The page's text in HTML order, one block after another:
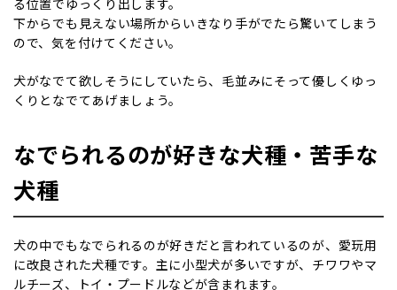
下からでも見えない場所からいきなり手がでたら驚いてしまう
ので、気を付けてください。
犬がなでて欲しそうにしていたら、毛並みにそって優しくゆっ
くりとなでてあげましょう。
なでられるのが好きな犬種・苦手な
犬種
犬の中でもなでられるのが好きだと言われているのが、愛玩用
に改良された犬種です。主に小型犬が多いですが、チワワやマ
ルチーズ、トイ・プードルなどが含まれます。